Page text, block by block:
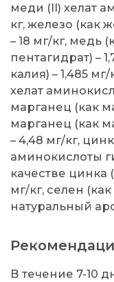
меди (II) хелат
кг, железо (как
– 18 мг/кг, медь
пентагидрат) –
калия) – 1,485
хелат
марганец (как
марганец (как
– 4,48 мг/кг,
аминокислоты
качестве цинка
мг/кг, селен
натуральный
В течение 7-10